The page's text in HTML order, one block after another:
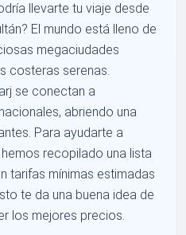
llevarte tu viaje desde
El mundo está lleno de
megaciudades
costeras serenas.
se conectan a
abriendo una
Para ayudarte a
recopilado una lista
tarifas mínimas estimadas
te da una buena idea de
los mejores precios.